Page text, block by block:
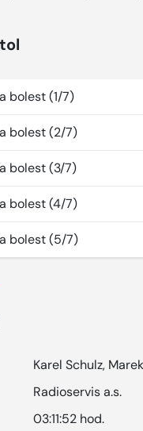
bolest (1/7)
bolest (2/7)
bolest (3/7)
bolest (4/7)
bolest (5/7)
Karel Schulz,
Radioservis a.s.
03:11:52 hod.